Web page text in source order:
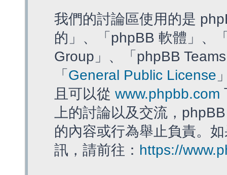
我們的討論區使用的是
的」、「phpBB 軟體」、
Group」、「phpBB
「 General Public License
且可以從 www.phpbb.com
上的討論以及交流，
的內容或行為舉止負責。
訊，請前往： https://